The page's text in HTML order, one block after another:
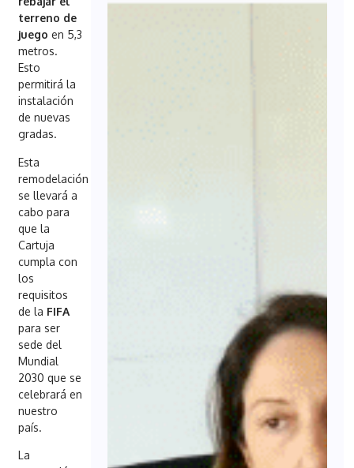
terreno de
juego en 5,3
metros.
Esto
permitirá la
instalación
de nuevas
gradas.
Esta
remodelación
se llevará a
cabo para
que la
Cartuja
cumpla con
los
requisitos
de la FIFA
para ser
sede del
Mundial
2030 que se
celebrará en
nuestro
país.
La